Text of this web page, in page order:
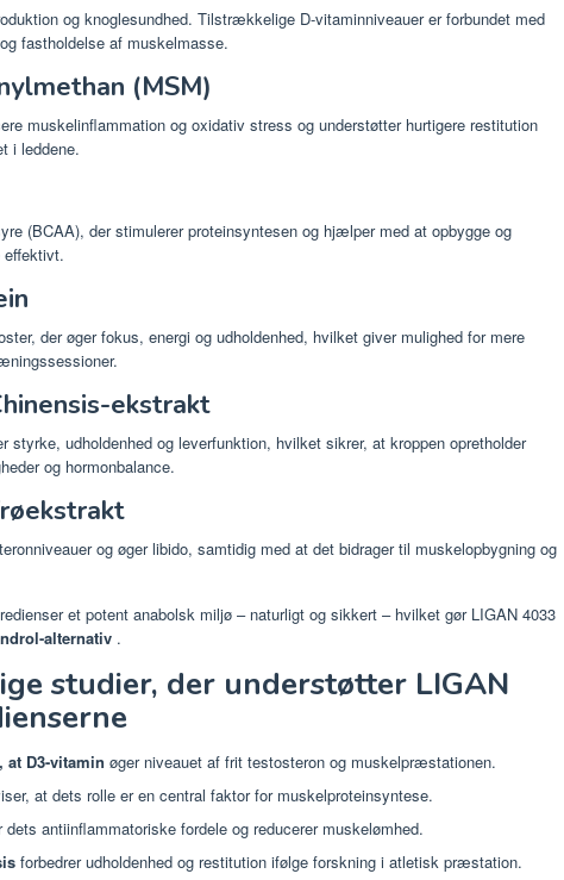
og knoglesundhed. Tilstrækkelige D-vitaminniveauer er forbundet med
fastholdelse af muskelmasse.
(MSM)
muskelinflammation og oxidativ stress og understøtter hurtigere restitution
i leddene.
(BCAA), der stimulerer proteinsyntesen og hjælper med at opbygge og
effektivt.
der øger fokus, energi og udholdenhed, hvilket giver mulighed for mere
ekstrakt
styrke, udholdenhed og leverfunktion, hvilket sikrer, at kroppen opretholder
og hormonbalance.
og øger libido, samtidig med at det bidrager til muskelopbygning og
et potent anabolsk miljø – naturligt og sikkert – hvilket gør LIGAN 4033
alternativ .
studier, der understøtter LIGAN
at D3-vitamin øger niveauet af frit testosteron og muskelpræstationen.
at dets rolle er en central faktor for muskelproteinsyntese.
dets antiinflammatoriske fordele og reducerer muskelømhed.
forbedrer udholdenhed og restitution ifølge forskning i atletisk præstation.